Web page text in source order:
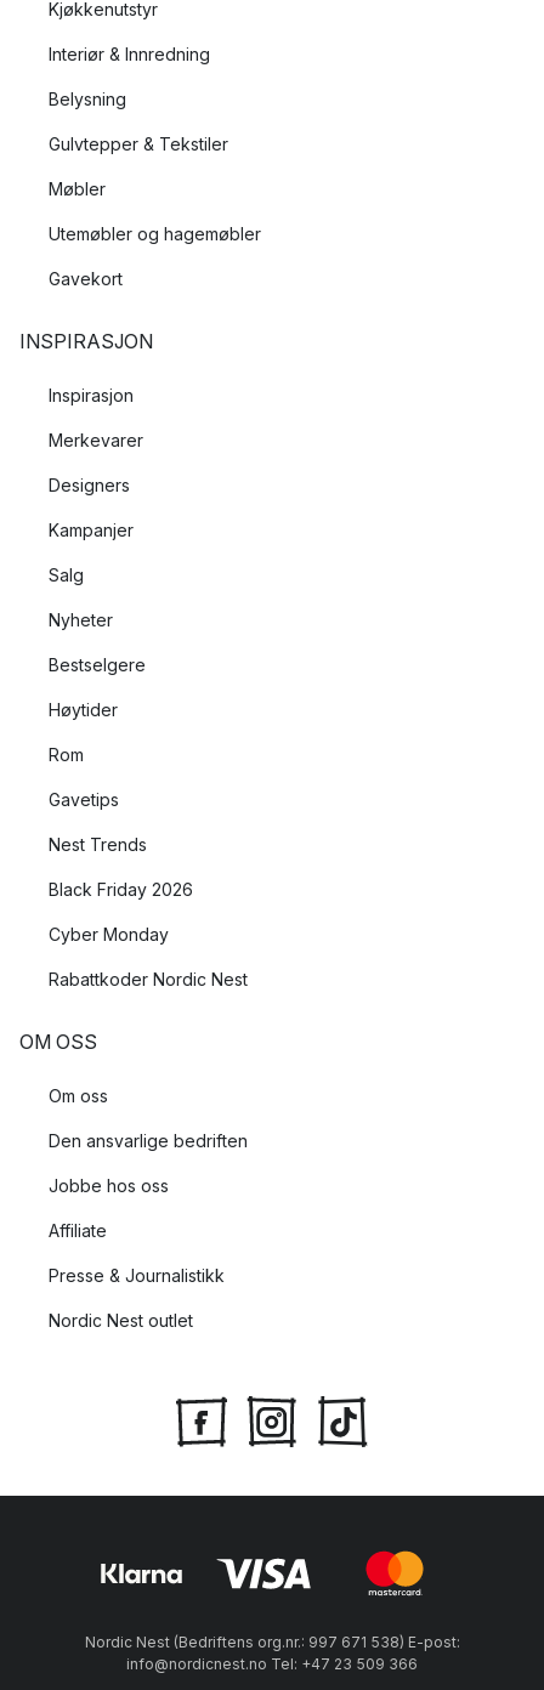
Kjøkkenutstyr
Interiør & Innredning
Belysning
Gulvtepper & Tekstiler
Møbler
Utemøbler og hagemøbler
Gavekort
INSPIRASJON
Inspirasjon
Merkevarer
Designers
Kampanjer
Salg
Nyheter
Bestselgere
Høytider
Rom
Gavetips
Nest Trends
Black Friday 2026
Cyber Monday
Rabattkoder Nordic Nest
OM OSS
Om oss
Den ansvarlige bedriften
Jobbe hos oss
Affiliate
Presse & Journalistikk
Nordic Nest outlet
Nordic Nest (Bedriftens org.nr.: 997 671 538) E-post:
info@nordicnest.no Tel: +47 23 509 366